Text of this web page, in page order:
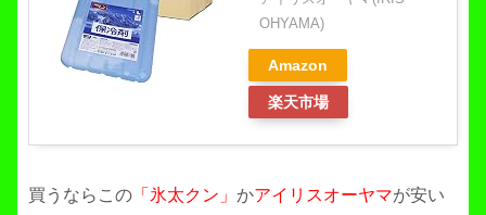
OHYAMA)
Amazon
楽天市場
買うならこの 「氷太クン」 かアイリスオーヤマが安い